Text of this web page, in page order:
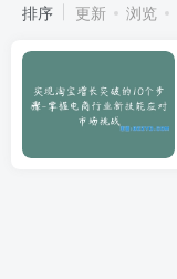
排序 更新 浏览